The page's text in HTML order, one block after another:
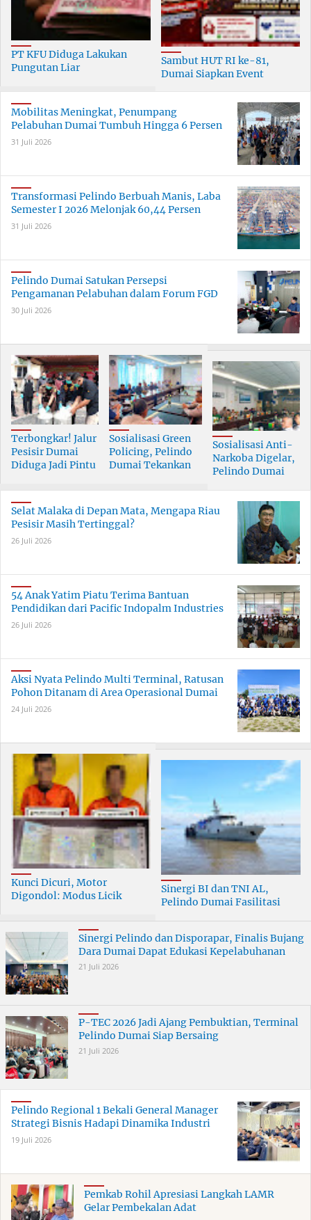
PT KFU Diduga Lakukan
Pungutan Liar
Dumai
Sambut HUT RI ke-81,
Dumai Siapkan Event
Mobilitas Meningkat, Penumpang
Pelabuhan Dumai Tumbuh Hingga 6 Persen
31 Juli 2026
Transformasi Pelindo Berbuah Manis, Laba
Semester I 2026 Melonjak 60,44 Persen
31 Juli 2026
Pelindo Dumai Satukan Persepsi
Pengamanan Pelabuhan dalam Forum FGD
30 Juli 2026
Terbongkar! Jalur
Pesisir Dumai
Diduga Jadi Pintu
Skala Besar
Sosialisasi Green
Policing, Pelindo
Dumai Tekankan
Bersama
Sosialisasi Anti-
Narkoba Digelar,
Pelindo Dumai
Selat Malaka di Depan Mata, Mengapa Riau
Pesisir Masih Tertinggal?
26 Juli 2026
54 Anak Yatim Piatu Terima Bantuan
Pendidikan dari Pacific Indopalm Industries
26 Juli 2026
Aksi Nyata Pelindo Multi Terminal, Ratusan
Pohon Ditanam di Area Operasional Dumai
24 Juli 2026
Kunci Dicuri, Motor
Digondol: Modus Licik
Terungkap
Sinergi BI dan TNI AL,
Pelindo Dumai Fasilitasi
Sinergi Pelindo dan Disporapar, Finalis Bujang
Dara Dumai Dapat Edukasi Kepelabuhanan
21 Juli 2026
P-TEC 2026 Jadi Ajang Pembuktian, Terminal
Pelindo Dumai Siap Bersaing
21 Juli 2026
Pelindo Regional 1 Bekali General Manager
Strategi Bisnis Hadapi Dinamika Industri
19 Juli 2026
Pemkab Rohil Apresiasi Langkah LAMR
Gelar Pembekalan Adat